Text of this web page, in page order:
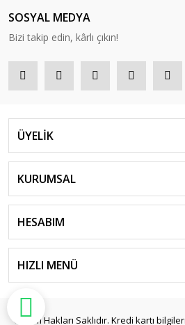
SOSYAL MEDYA
Bizi takip edin, kârlı çıkın!
ÜYELİK
KURUMSAL
HESABIM
HIZLI MENÜ
© Tüm Hakları Saklıdır. Kredi kartı